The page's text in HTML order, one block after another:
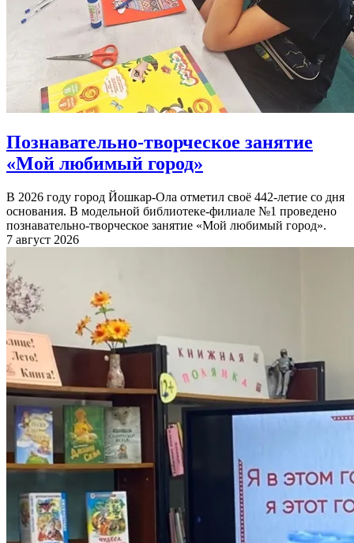
Познавательно-творческое занятие
«Мой любимый город»
В 2026 году город Йошкар-Ола отметил своё 442-летие со дня
основания. В модельной библиотеке-филиале №1 проведено
познавательно-творческое занятие «Мой любимый город».
7 август 2026